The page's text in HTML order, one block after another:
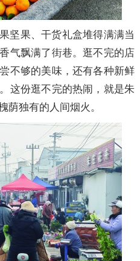
坚果、干货礼盒堆得满满当
气飘满了街巷。逛不完的店
不够的美味，还有各种新鲜
这份逛不完的热闹，就是朱
荫独有的人间烟火。